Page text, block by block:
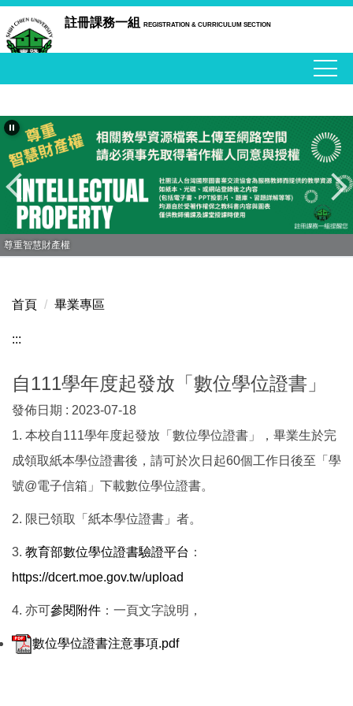
跳
到
主
容
區
註冊課務一組 REGISTRATION & CURRICULUM SECTION
尊重智慧財產權
首頁 畢業專區
:::
自111學年度起發放「數位學位證書」
發佈日期 : 2023-07-18
1. 本校自111學年度起發放「數位學位證書」，畢業生於完
成領取紙本學位證書後，請可於次日起60個工作日後至「學
號@電子信箱」下載數位學位證書。
2. 限已領取「紙本學位證書」者。
3. 教育部數位學位證書驗證平台 ：
https://dcert.moe.gov.tw/upload
4. 亦可參閱附件 ：一頁文字說明，
數位學位證書注意事項.pdf